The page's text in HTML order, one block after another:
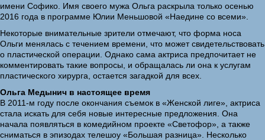
имени Софико. Имя своего мужа Ольга раскрыла только осенью
2016 года в программе Юлии Меньшовой «Наедине со всеми».
Некоторые внимательные зрители отмечают, что форма носа
Ольги менялась с течением времени, что может свидетельствовать
о пластической операции. Однако сама актриса предпочитает не
комментировать такие вопросы, и обращалась ли она к услугам
пластического хирурга, остается загадкой для всех.
Ольга Медынич в настоящее время
В 2011-м году после окончания съемок в «Женской лиге», актриса
стала искать для себя новые интересные предложения. Она
начала появляться в комедийном проекте «Светофор», а также
сниматься в эпизодах телешоу «Большая разница». Несколько